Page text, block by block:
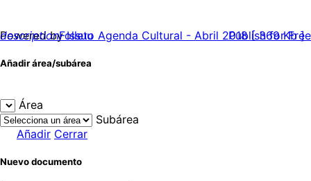
Powered byIssuu Publish for Free
descriptionFolleto Agenda Cultural - Abril 2018 [ 369 Kb ]
Añadir área/subárea
Área
Subárea
Añadir Cerrar
Nuevo documento